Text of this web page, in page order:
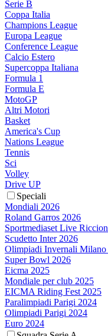
Serie B
Coppa Italia
Champions League
Europa League
Conference League
Calcio Estero
Supercoppa Italiana
Formula 1
Formula E
MotoGP
Altri Motori
Basket
America's Cup
Nations League
Tennis
Sci
Volley
Drive UP
Speciali
Mondiali 2026
Roland Garros 2026
Sportmediaset Live
Scudetto Inter 2026
Olimpiadi Invernali Milano
Super Bowl 2026
Eicma 2025
Mondiale per club 2025
EICMA Riding Fest 2025
Paralimpiadi Parigi 2024
Olimpiadi Parigi 2024
Euro 2024